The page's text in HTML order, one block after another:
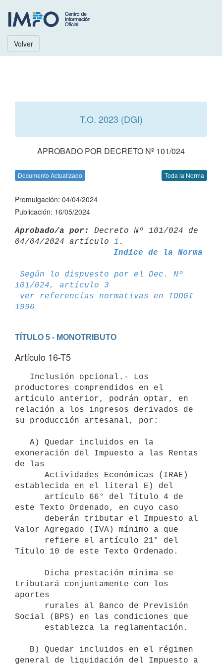
Volver
T.O. 2023 (DGI)
APROBADO POR DECRETO Nº 101/024
Documento Actualizado Toda la Norma
Promulgación: 04/04/2024
Publicación: 16/05/2024
Aprobado/a por:
Decreto Nº 101/024 de
04/04/2024 artículo 1
Indice de la Norma
Según lo dispuesto por el Dec. Nº
101/024, artículo 3
ver referencias normativas en TODGI
1996
TÍTULO 5 - MONOTRIBUTO
Artículo 16-T5
productores comprendidos en el
artículo anterior, podrán optar, en
relación a los ingresos derivados de
su producción artesanal, por:
exoneración del Impuesto a las Rentas
de las
establecida en el literal E) del
este Texto Ordenado, en cuyo caso
Valor Agregado (IVA) mínimo a que
Título 10 de este Texto Ordenado.
tributará conjuntamente con los
aportes
Social (BPS) en las condiciones que
general de liquidación del Impuesto a